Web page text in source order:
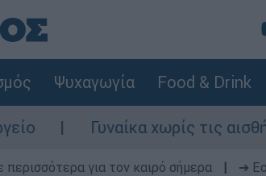
Ψυχαγωγία Food & Drink
Γυναίκα χωρίς τις αισθήσεις
για τον καιρό σήμερα
➔